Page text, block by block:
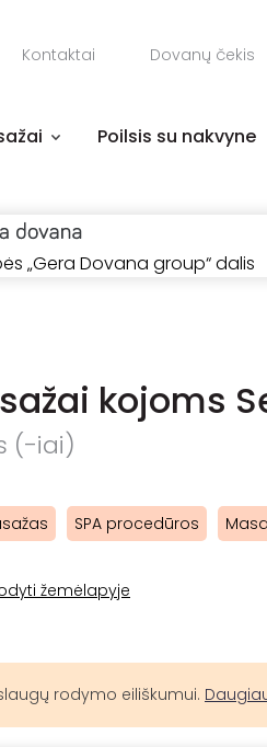
Kontaktai Dovanų čekis
Poilsis su nakvyne
„Gera Dovana group“ dalis
kojoms
(-iai)
SPA procedūros
žemėlapyje
rodymo eiliškumui.